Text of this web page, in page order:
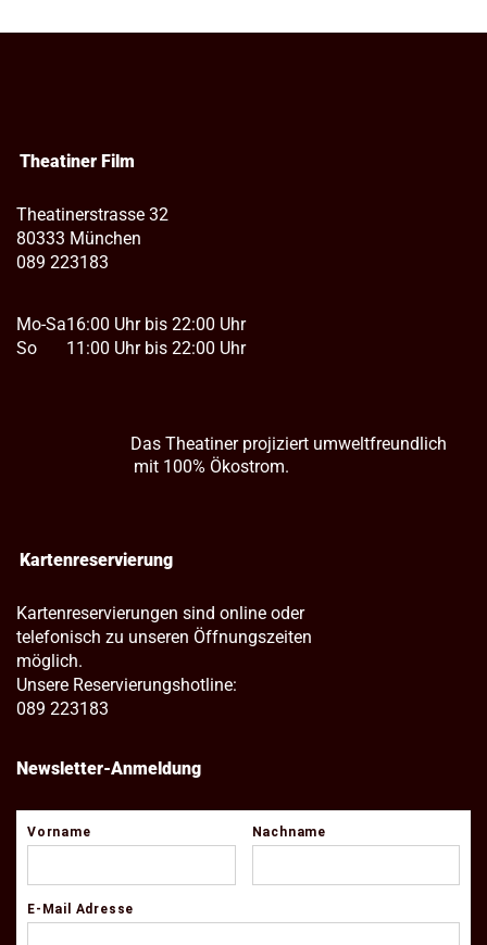
Theatiner Film
Theatinerstrasse 32
80333 München
089 223183
Mo-Sa
So
16:00 Uhr bis 22:00 Uhr
11:00 Uhr bis 22:00 Uhr
Das Theatiner projiziert umweltfreundlich
mit 100% Ökostrom.
Kartenreservierung
Kartenreservierungen sind online oder
telefonisch zu unseren Öffnungszeiten
möglich.
Unsere Reservierungshotline:
089 223183
Newsletter-Anmeldung